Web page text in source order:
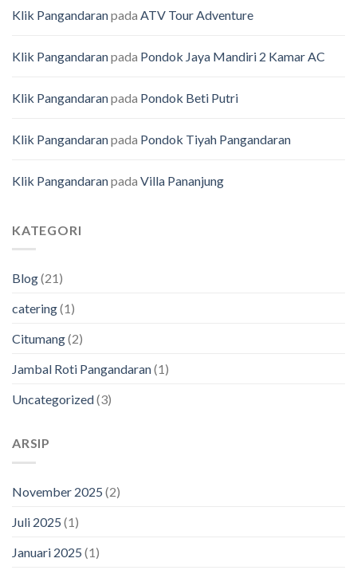
Klik Pangandaranpada ATV Tour Adventure
Klik Pangandaranpada Pondok Jaya Mandiri 2 Kamar AC
Klik Pangandaranpada Pondok Beti Putri
Klik Pangandaranpada Pondok Tiyah Pangandaran
Klik Pangandaranpada Villa Pananjung
KATEGORI
Blog(21)
catering(1)
Citumang(2)
Jambal Roti Pangandaran(1)
Uncategorized(3)
ARSIP
November 2025 (2)
Juli 2025 (1)
Januari 2025 (1)